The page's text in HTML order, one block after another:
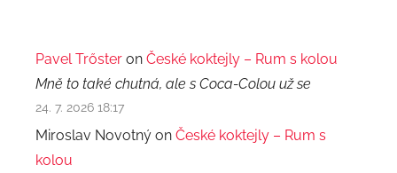
Pavel Trőster on České koktejly – Rum s kolou
Mně to také chutná, ale s Coca-Colou už se
24. 7. 2026 18:17
Miroslav Novotný on České koktejly – Rum s
kolou